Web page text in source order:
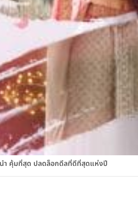
ำ คุ้มที่สุด ปลดล็อกดีลที่ดีที่สุดแห่งปี